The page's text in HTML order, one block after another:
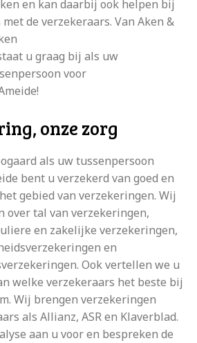
en kan daarbij ook helpen bij
de verzekeraars. Van Aken &
u graag bij als uw
voor
onze zorg
als uw tussenpersoon
bent u verzekerd van goed en
gebied van verzekeringen. Wij
over tal van verzekeringen,
en zakelijke verzekeringen,
en
Ook vertellen we u
welke verzekeraars het beste bij
Wij brengen verzekeringen
als Allianz, ASR en Klaverblad.
aan u voor en bespreken de